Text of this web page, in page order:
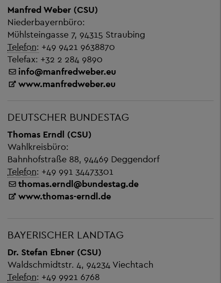
Manfred Weber (CSU)
Niederbayernbüro:
Mühlsteingasse 7, 94315 Straubing
Telefon: +49 9421 9638870
Telefax: +32 2 284 9890
info@manfredweber.eu
www.manfredweber.eu
DEUTSCHER BUNDESTAG
Thomas Erndl (CSU)
Wahlkreisbüro:
Bahnhofstraße 88, 94469 Deggendorf
Telefon: +49 991 34473301
thomas.erndl@bundestag.de
www.thomas-erndl.de
BAYERISCHER LANDTAG
Dr. Stefan Ebner (CSU)
Waldschmidtstr. 4, 94234 Viechtach
Telefon: +49 9921 6768